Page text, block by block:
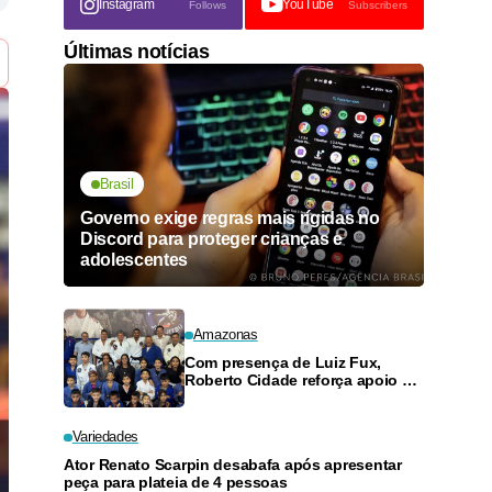
Instagram Follows YouTube Subscribers
Últimas notícias
Brasil
Governo exige regras mais rígidas no
Discord para proteger crianças e
adolescentes
Amazonas
Com presença de Luiz Fux,
Roberto Cidade reforça apoio a
Variedades
Ator Renato Scarpin desabafa após apresentar
peça para plateia de 4 pessoas